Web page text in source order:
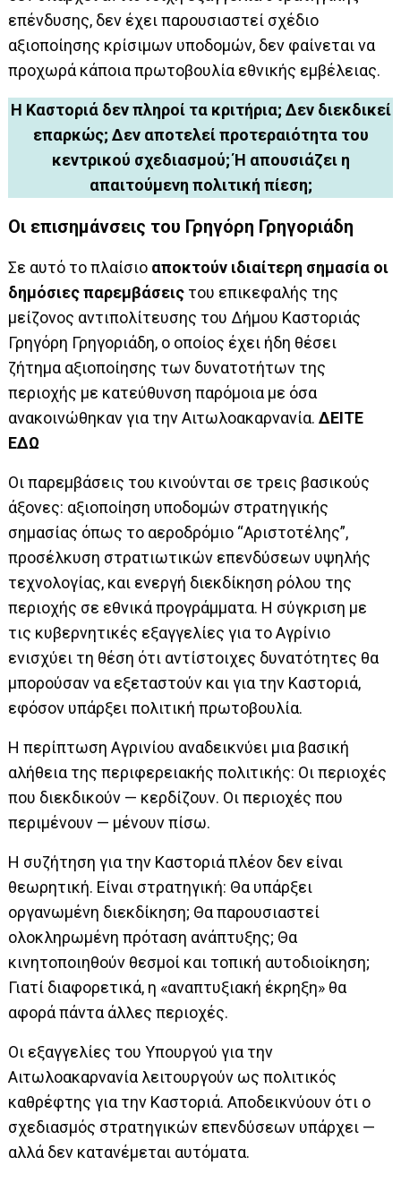
επένδυσης, δεν έχει παρουσιαστεί σχέδιο
αξιοποίησης κρίσιμων υποδομών, δεν φαίνεται να
προχωρά κάποια πρωτοβουλία εθνικής εμβέλειας.
Η Καστοριά δεν πληροί τα κριτήρια; Δεν διεκδικεί
επαρκώς; Δεν αποτελεί προτεραιότητα του
κεντρικού σχεδιασμού; Ή απουσιάζει η
απαιτούμενη πολιτική πίεση;
Οι επισημάνσεις του Γρηγόρη Γρηγοριάδη
Σε αυτό το πλαίσιο αποκτούν ιδιαίτερη σημασία οι
δημόσιες παρεμβάσεις του επικεφαλής της
μείζονος αντιπολίτευσης του Δήμου Καστοριάς
Γρηγόρη Γρηγοριάδη, ο οποίος έχει ήδη θέσει
ζήτημα αξιοποίησης των δυνατοτήτων της
περιοχής με κατεύθυνση παρόμοια με όσα
ανακοινώθηκαν για την Αιτωλοακαρνανία.ΔΕΙΤΕ
ΕΔΩ
Οι παρεμβάσεις του κινούνται σε τρεις βασικούς
άξονες: αξιοποίηση υποδομών στρατηγικής
σημασίας όπως το αεροδρόμιο “Αριστοτέλης”,
προσέλκυση στρατιωτικών επενδύσεων υψηλής
τεχνολογίας, και ενεργή διεκδίκηση ρόλου της
περιοχής σε εθνικά προγράμματα. Η σύγκριση με
τις κυβερνητικές εξαγγελίες για το Αγρίνιο
ενισχύει τη θέση ότι αντίστοιχες δυνατότητες θα
μπορούσαν να εξεταστούν και για την Καστοριά,
εφόσον υπάρξει πολιτική πρωτοβουλία.
Η περίπτωση Αγρινίου αναδεικνύει μια βασική
αλήθεια της περιφερειακής πολιτικής: Οι περιοχές
που διεκδικούν — κερδίζουν. Οι περιοχές που
περιμένουν — μένουν πίσω.
Η συζήτηση για την Καστοριά πλέον δεν είναι
θεωρητική. Είναι στρατηγική: Θα υπάρξει
οργανωμένη διεκδίκηση; Θα παρουσιαστεί
ολοκληρωμένη πρόταση ανάπτυξης; Θα
κινητοποιηθούν θεσμοί και τοπική αυτοδιοίκηση;
Γιατί διαφορετικά, η «αναπτυξιακή έκρηξη» θα
αφορά πάντα άλλες περιοχές.
Οι εξαγγελίες του Υπουργού για την
Αιτωλοακαρνανία λειτουργούν ως πολιτικός
καθρέφτης για την Καστοριά. Αποδεικνύουν ότι ο
σχεδιασμός στρατηγικών επενδύσεων υπάρχει —
αλλά δεν κατανέμεται αυτόματα.